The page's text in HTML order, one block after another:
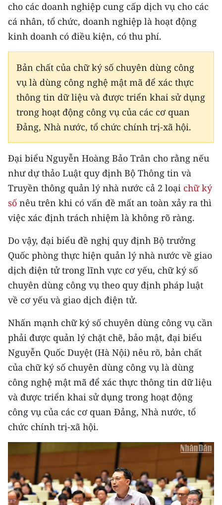
Đồng bằng sông Cửu Long
Chuyên trang Hà Nội
CHUYÊN ĐỀ
CÁC CHUYÊN TRANG
THỜI NAY
NHÂN DÂN CUỐI TUẦN
NHÂN DÂN HẰNG THÁNG
ĐỌC BÁO IN
ENGLISH
FRANÇAIS
РУССКИЙ
ESPAÑOL
한국어
cho các doanh nghiệp cung cấp dịch vụ cho các
cá nhân, tổ chức, doanh nghiệp là hoạt động
kinh doanh có điều kiện, có thu phí.
Bản chất của chữ ký số chuyên dùng công
vụ là dùng công nghệ mật mã để xác thực
thông tin dữ liệu và được triển khai sử dụng
trong hoạt động công vụ của các cơ quan
Đảng, Nhà nước, tổ chức chính trị-xã hội.
Đại biểu Nguyễn Hoàng Bảo Trân cho rằng nếu
như dự thảo Luật quy định Bộ Thông tin và
Truyền thông quản lý nhà nước cả 2 loại chữ ký
số nêu trên khi có vấn đề mất an toàn xảy ra thì
việc xác định trách nhiệm là không rõ ràng.
Do vậy, đại biểu đề nghị quy định Bộ trưởng
Quốc phòng thực hiện quản lý nhà nước về giao
dịch điện tử trong lĩnh vực cơ yếu, chữ ký số
chuyên dùng công vụ theo quy định pháp luật
về cơ yếu và giao dịch điện tử.
Nhấn mạnh chữ ký số chuyên dùng công vụ cần
phải được quản lý chặt chẽ, bảo mật, đại biểu
Nguyễn Quốc Duyệt (Hà Nội) nêu rõ, bản chất
của chữ ký số chuyên dùng công vụ là dùng
công nghệ mật mã để xác thực thông tin dữ liệu
và được triển khai sử dụng trong hoạt động
công vụ của các cơ quan Đảng, Nhà nước, tổ
chức chính trị-xã hội.